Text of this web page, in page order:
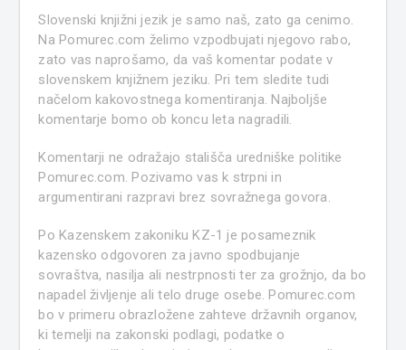
Slovenski knjižni jezik je samo naš, zato ga cenimo.
Na Pomurec.com želimo vzpodbujati njegovo rabo,
zato vas naprošamo, da vaš komentar podate v
slovenskem knjižnem jeziku. Pri tem sledite tudi
načelom kakovostnega komentiranja. Najboljše
komentarje bomo ob koncu leta nagradili.
Komentarji ne odražajo stališča uredniške politike
Pomurec.com. Pozivamo vas k strpni in
argumentirani razpravi brez sovražnega govora.
Po Kazenskem zakoniku KZ-1 je posameznik
kazensko odgovoren za javno spodbujanje
sovraštva, nasilja ali nestrpnosti ter za grožnjo, da bo
napadel življenje ali telo druge osebe. Pomurec.com
bo v primeru obrazložene zahteve državnih organov,
ki temelji na zakonski podlagi, podatke o